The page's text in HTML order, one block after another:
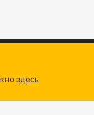
здесь